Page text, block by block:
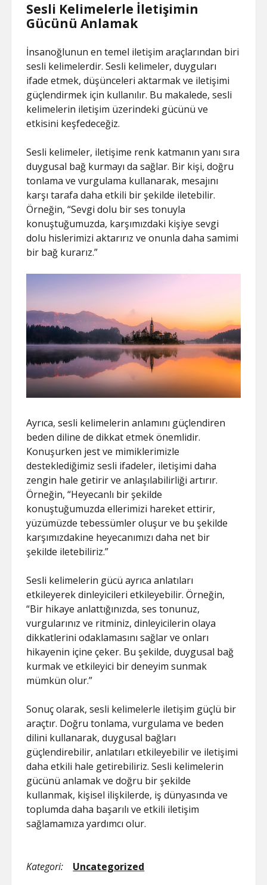
Sesli Kelimelerle İletişimin
Gücünü Anlamak
İnsanoğlunun en temel iletişim araçlarından biri
sesli kelimelerdir. Sesli kelimeler, duyguları
ifade etmek, düşünceleri aktarmak ve iletişimi
güçlendirmek için kullanılır. Bu makalede, sesli
kelimelerin iletişim üzerindeki gücünü ve
etkisini keşfedeceğiz.
Sesli kelimeler, iletişime renk katmanın yanı sıra
duygusal bağ kurmayı da sağlar. Bir kişi, doğru
tonlama ve vurgulama kullanarak, mesajını
karşı tarafa daha etkili bir şekilde iletebilir.
Örneğin, “Sevgi dolu bir ses tonuyla
konuştuğumuzda, karşımızdaki kişiye sevgi
dolu hislerimizi aktarırız ve onunla daha samimi
bir bağ kurarız.”
Ayrıca, sesli kelimelerin anlamını güçlendiren
beden diline de dikkat etmek önemlidir.
Konuşurken jest ve mimiklerimizle
desteklediğimiz sesli ifadeler, iletişimi daha
zengin hale getirir ve anlaşılabilirliği artırır.
Örneğin, “Heyecanlı bir şekilde
konuştuğumuzda ellerimizi hareket ettirir,
yüzümüzde tebessümler oluşur ve bu şekilde
karşımızdakine heyecanımızı daha net bir
şekilde iletebiliriz.”
Sesli kelimelerin gücü ayrıca anlatıları
etkileyerek dinleyicileri etkileyebilir. Örneğin,
“Bir hikaye anlattığınızda, ses tonunuz,
vurgularınız ve ritminiz, dinleyicilerin olaya
dikkatlerini odaklamasını sağlar ve onları
hikayenin içine çeker. Bu şekilde, duygusal bağ
kurmak ve etkileyici bir deneyim sunmak
mümkün olur.”
Sonuç olarak, sesli kelimelerle iletişim güçlü bir
araçtır. Doğru tonlama, vurgulama ve beden
dilini kullanarak, duygusal bağları
güçlendirebilir, anlatıları etkileyebilir ve iletişimi
daha etkili hale getirebiliriz. Sesli kelimelerin
gücünü anlamak ve doğru bir şekilde
kullanmak, kişisel ilişkilerde, iş dünyasında ve
toplumda daha başarılı ve etkili iletişim
sağlamamıza yardımcı olur.
Kategori: Uncategorized